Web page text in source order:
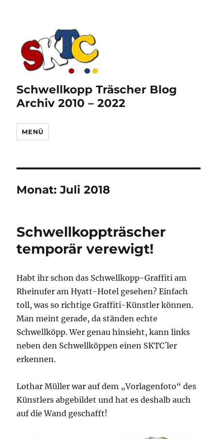
Schwellkopp Träscher Blog
Archiv 2010 – 2022
MENÜ
Monat:Juli 2018
Schwellkoppträscher
temporär verewigt!
Habt ihr schon das Schwellkopp-Graffiti am
Rheinufer am Hyatt-Hotel gesehen? Einfach
toll, was so richtige Graffiti-Künstler können.
Man meint gerade, da ständen echte
Schwellköpp. Wer genau hinsieht, kann links
neben den Schwellköppen einen SKTC´ler
erkennen.
Lothar Müller war auf dem „Vorlagenfoto“ des
Künstlers abgebildet und hat es deshalb auch
auf die Wand geschafft!